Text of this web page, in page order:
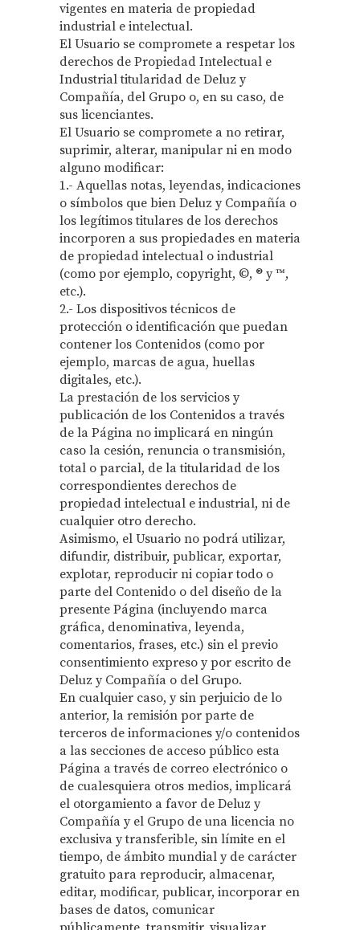
vigentes en materia de propiedad
industrial e intelectual.
El Usuario se compromete a respetar los
derechos de Propiedad Intelectual e
Industrial titularidad de Deluz y
Compañía, del Grupo o, en su caso, de
sus licenciantes.
El Usuario se compromete a no retirar,
suprimir, alterar, manipular ni en modo
alguno modificar:
1.- Aquellas notas, leyendas, indicaciones
o símbolos que bien Deluz y Compañía o
los legítimos titulares de los derechos
incorporen a sus propiedades en materia
de propiedad intelectual o industrial
(como por ejemplo, copyright, ©, ® y ™,
etc.).
2.- Los dispositivos técnicos de
protección o identificación que puedan
contener los Contenidos (como por
ejemplo, marcas de agua, huellas
digitales, etc.).
La prestación de los servicios y
publicación de los Contenidos a través
de la Página no implicará en ningún
caso la cesión, renuncia o transmisión,
total o parcial, de la titularidad de los
correspondientes derechos de
propiedad intelectual e industrial, ni de
cualquier otro derecho.
Asimismo, el Usuario no podrá utilizar,
difundir, distribuir, publicar, exportar,
explotar, reproducir ni copiar todo o
parte del Contenido o del diseño de la
presente Página (incluyendo marca
gráfica, denominativa, leyenda,
comentarios, frases, etc.) sin el previo
consentimiento expreso y por escrito de
Deluz y Compañía o del Grupo.
En cualquier caso, y sin perjuicio de lo
anterior, la remisión por parte de
terceros de informaciones y/o contenidos
a las secciones de acceso público esta
Página a través de correo electrónico o
de cualesquiera otros medios, implicará
el otorgamiento a favor de Deluz y
Compañía y el Grupo de una licencia no
exclusiva y transferible, sin límite en el
tiempo, de ámbito mundial y de carácter
gratuito para reproducir, almacenar,
editar, modificar, publicar, incorporar en
bases de datos, comunicar